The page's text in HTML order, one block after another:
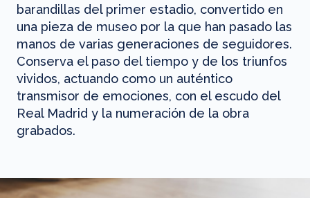
barandillas del primer estadio, convertido en
una pieza de museo por la que han pasado las
manos de varias generaciones de seguidores.
Conserva el paso del tiempo y de los triunfos
vividos, actuando como un auténtico
transmisor de emociones, con el escudo del
Real Madrid y la numeración de la obra
grabados.